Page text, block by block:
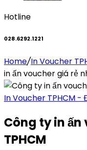
Hotline
028.6292.1221
Home/In Voucher
in ấn voucher giá rẻ
In Voucher TPHCM -
Công ty in
TPHCM